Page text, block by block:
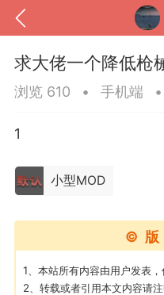
求大佬一个降低枪
浏览 610 • 手机端 •
1
小型MOD
©版
1、本站所有内容由用户发表
2、转载或者引用本文内容请